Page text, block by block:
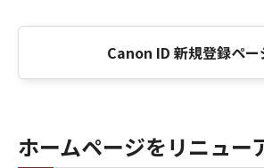
Canon ID 新規登録ペー
ホームページをリニュー